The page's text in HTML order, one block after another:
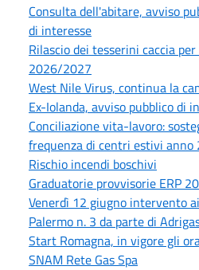
Consulta dell'abitare, avviso
di interesse
Rilascio dei tesserini caccia
2026/2027
West Nile Virus, continua la
Ex-Iolanda, avviso pubblico di
Conciliazione vita-lavoro:
frequenza di centri estivi anno
Rischio incendi boschivi
Graduatorie provvisorie ERP
Venerdì 12 giugno intervento
Palermo n. 3 da parte di
Start Romagna, in vigore gli
SNAM Rete Gas Spa